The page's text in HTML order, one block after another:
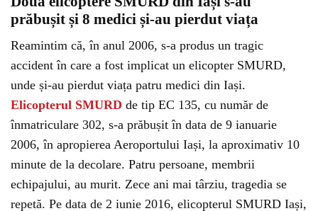
prăbușit și 8 medici și-au pierdut viața
Reamintim că, în anul 2006, s-a produs un tragic
accident în care a fost implicat un elicopter SMURD,
unde și-au pierdut viața patru medici din Iași.
Elicopterul SMURD de tip EC 135, cu număr de
înmatriculare 302, s-a prăbușit în data de 9 ianuarie
2006, în apropierea Aeroportului Iași, la aproximativ 10
minute de la decolare. Patru persoane, membrii
echipajului, au murit. Zece ani mai târziu, tragedia se
repetă. Pe data de 2 iunie 2016, elicopterul SMURD Iași,